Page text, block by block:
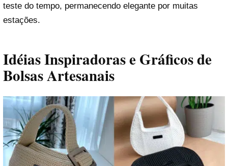
teste do tempo, permanecendo elegante por muitas
estações.
Idéias Inspiradoras e Gráficos de
Bolsas Artesanais